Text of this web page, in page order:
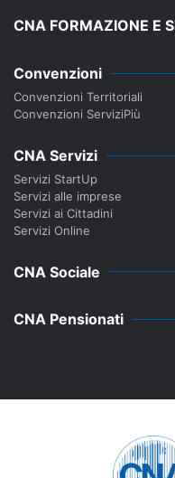
CNA FORMAZIONE E
Convenzioni
Convenzioni Territoriali
Convenzioni ServiziPiù
CNA Servizi
Servizi StartUp
Servizi alle imprese
Servizi ai Cittadini
Servizi Online
CNA Sociale
CNA Pensionati